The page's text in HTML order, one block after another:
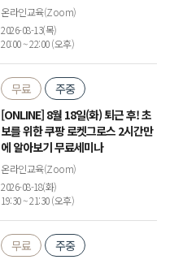
온라인교육(Zoom)
2026-08-13(목)
20:00 ~ 22:00 (오후)
무료
주중
[ONLINE] 8월 18일(화) 퇴근 후! 초
보를 위한 쿠팡 로켓그로스 2시간만
에 알아보기 무료세미나
온라인교육(Zoom)
2026-08-18(화)
19:30 ~ 21:30 (오후)
무료
주중